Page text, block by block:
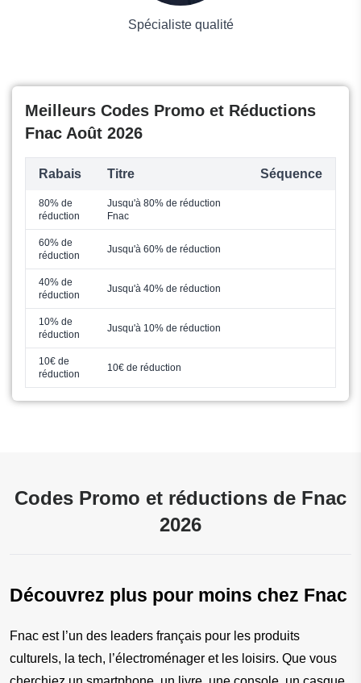
Spécialiste qualité
Meilleurs Codes Promo et Réductions
Fnac Août 2026
Rabais Titre Séquence
80% de
réduction
Jusqu'à 80% de réduction
Fnac
60% de
réduction
Jusqu'à 60% de réduction
40% de
réduction
Jusqu'à 40% de réduction
10% de
réduction
Jusqu'à 10% de réduction
10€ de
réduction
10€ de réduction
Codes Promo et réductions de Fnac
2026
Découvrez plus pour moins chez Fnac
Fnac est l’un des leaders français pour les produits
culturels, la tech, l’électroménager et les loisirs. Que vous